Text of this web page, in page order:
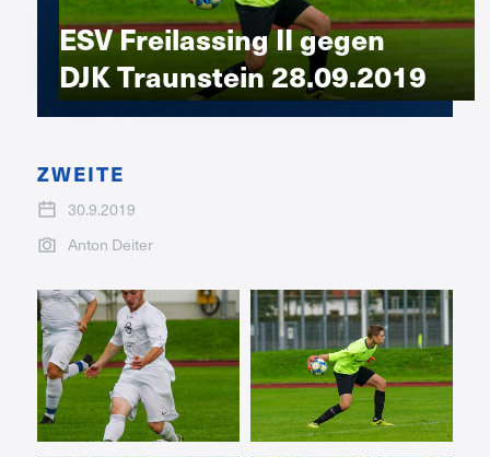
ESV Freilassing II gegen
DJK Traunstein 28.09.2019
ZWEITE
30.9.2019
Anton Deiter